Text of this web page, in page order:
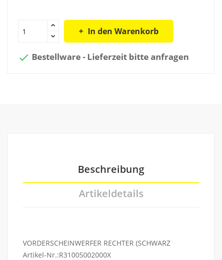
In den Warenkorb
 Bestellware - Lieferzeit bitte anfragen
Beschreibung
Artikeldetails
VORDERSCHEINWERFER RECHTER (SCHWARZ
Artikel-Nr.:R31005002000X